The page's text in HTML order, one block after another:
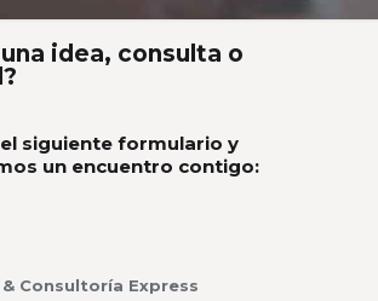
idea, consulta o
siguiente formulario y
un encuentro contigo:
Consultoría Express